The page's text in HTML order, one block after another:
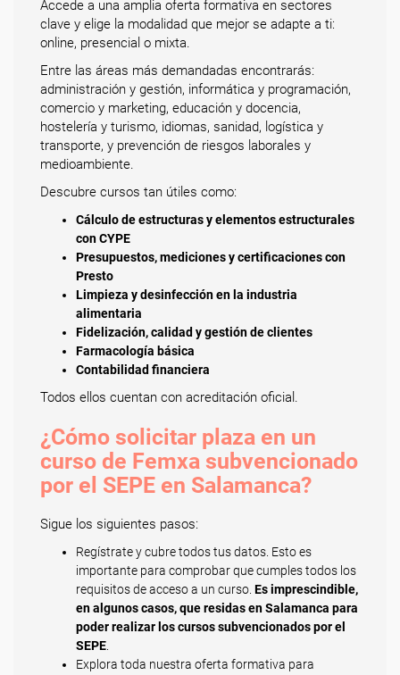
Accede a una amplia oferta formativa en sectores
clave y elige la modalidad que mejor se adapte a ti:
online, presencial o mixta.
Entre las áreas más demandadas encontrarás:
administración y gestión, informática y programación,
comercio y marketing, educación y docencia,
hostelería y turismo, idiomas, sanidad, logística y
transporte, y prevención de riesgos laborales y
medioambiente.
Descubre cursos tan útiles como:
Cálculo de estructuras y elementos estructurales
con CYPE
Presupuestos, mediciones y certificaciones con
Presto
Limpieza y desinfección en la industria
alimentaria
Fidelización, calidad y gestión de clientes
Farmacología básica
Contabilidad financiera
Todos ellos cuentan con acreditación oficial.
¿Cómo solicitar plaza en un
curso de Femxa subvencionado
por el SEPE en Salamanca?
Sigue los siguientes pasos:
Regístrate y cubre todos tus datos. Esto es
importante para comprobar que cumples todos los
requisitos de acceso a un curso. Es imprescindible,
en algunos casos, que residas en Salamanca para
poder realizar los cursos subvencionados por el
SEPE
Explora toda nuestra oferta formativa para